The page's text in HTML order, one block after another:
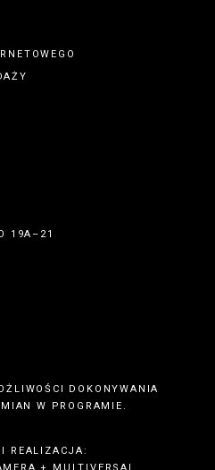
19A–21
DOKONYWANIA
W PROGRAMIE.
REALIZACJA:
+ MULTIVERSAL